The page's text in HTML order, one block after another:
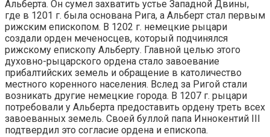
Альберта. Он сумел захватить устье Западной Двины,
где в 1201 г. была основана Рига, а Альберт стал первым
рижским епископом. В 1202 г. немецкие рыцари
создали орден меченосцев, который подчинялся
рижскому епископу Альберту. Главной целью этого
духовно-рыцарского ордена стало завоевание
прибалтийских земель и обращение в католичество
местного коренного населения. Вслед за Ригой стали
возникать другие немецкие города. В 1207 г. рыцари
потребовали у Альберта предоставить ордену треть всех
завоеванных земель. Своей буллой папа Иннокентий III
подтвердил это согласие ордена и епископа.